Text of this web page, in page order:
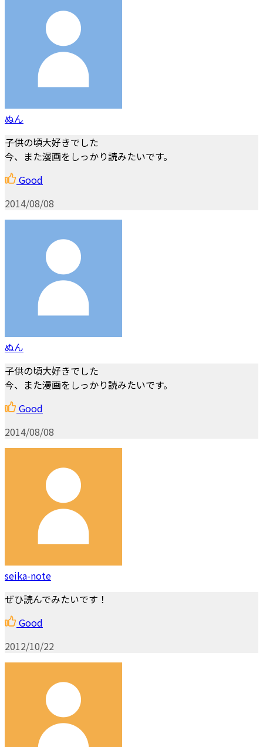
ぬん
子供の頃大好きでした
今、また漫画をしっかり読みたいです。
Good
2014/08/08
ぬん
子供の頃大好きでした
今、また漫画をしっかり読みたいです。
Good
2014/08/08
seika-note
ぜひ読んでみたいです！
Good
2012/10/22